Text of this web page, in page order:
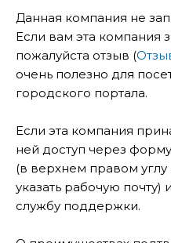
Данная компания не
Если вам эта компания
пожалуйста отзыв (
очень полезно для
городского портала.
Если эта компания
ней доступ через
(в верхнем правом углу
указать рабочую почту)
службу поддержки.